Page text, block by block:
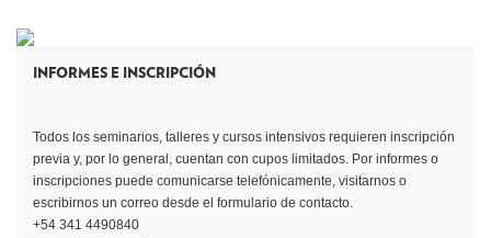
INFORMES E INSCRIPCIÓN
Todos los seminarios, talleres y cursos intensivos requieren inscripción
previa y, por lo general, cuentan con cupos limitados. Por informes o
inscripciones puede comunicarse telefónicamente, visitarnos o
escribirnos un correo desde el formulario de contacto.
+54 341 4490840